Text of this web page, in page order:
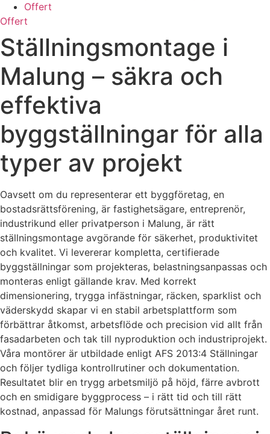
Offert
Offert
Ställningsmontage i
Malung – säkra och
effektiva
byggställningar för alla
typer av projekt
Oavsett om du representerar ett byggföretag, en
bostadsrättsförening, är fastighetsägare, entreprenör,
industrikund eller privatperson i Malung, är rätt
ställningsmontage avgörande för säkerhet, produktivitet
och kvalitet. Vi levererar kompletta, certifierade
byggställningar som projekteras, belastningsanpassas och
monteras enligt gällande krav. Med korrekt
dimensionering, trygga infästningar, räcken, sparklist och
väderskydd skapar vi en stabil arbetsplattform som
förbättrar åtkomst, arbetsflöde och precision vid allt från
fasadarbeten och tak till nyproduktion och industriprojekt.
Våra montörer är utbildade enligt AFS 2013:4 Ställningar
och följer tydliga kontrollrutiner och dokumentation.
Resultatet blir en trygg arbetsmiljö på höjd, färre avbrott
och en smidigare byggprocess – i rätt tid och till rätt
kostnad, anpassad för Malungs förutsättningar året runt.